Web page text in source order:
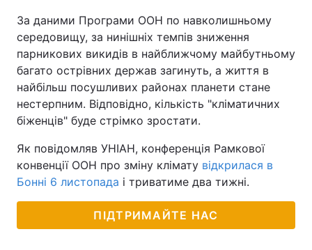
За даними Програми ООН по навколишньому
середовищу, за нинішніх темпів зниження
парникових викидів в найближчому майбутньому
багато острівних держав загинуть, а життя в
найбільш посушливих районах планети стане
нестерпним. Відповідно, кількість "кліматичних
біженців" буде стрімко зростати.
Як повідомляв УНІАН, конференція Рамкової
конвенції ООН про зміну клімату відкрилася в
Бонні 6 листопада і триватиме два тижні.
ПІДТРИМАЙТЕ НАС